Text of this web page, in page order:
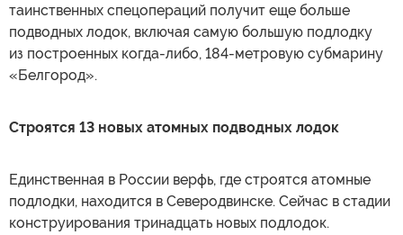
таинственных спецопераций получит еще больше
подводных лодок, включая самую большую подлодку
из построенных когда-либо, 184-метровую субмарину
«Белгород».
Строятся 13 новых атомных подводных лодок
Единственная в России верфь, где строятся атомные
подлодки, находится в Северодвинске. Сейчас в стадии
конструирования тринадцать новых подлодок.